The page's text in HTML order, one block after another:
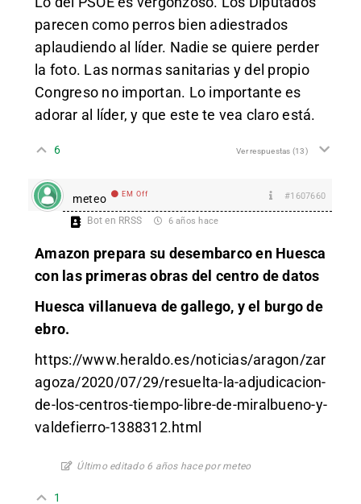
parecen como perros bien adiestrados
aplaudiendo al líder. Nadie se quiere perder
la foto. Las normas sanitarias y del propio
Congreso no importan. Lo importante es
adorar al líder, y que este te vea claro está.
6 Ver respuestas (13)
meteo EM Off #1607660
Bot en RRSS 6 años hace
Amazon prepara su desembarco en Huesca
con las primeras obras del centro de datos
Huesca villanueva de gallego, y el burgo de
ebro.
https://www.heraldo.es/noticias/aragon/zar
agoza/2020/07/29/resuelta-la-adjudicacion-
de-los-centros-tiempo-libre-de-miralbueno-y-
valdefierro-1388312.html
Último editado 6 años hace por meteo
1